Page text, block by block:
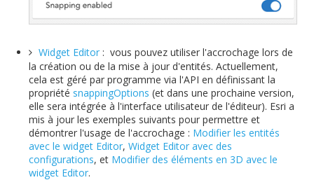
Widget Editor : vous pouvez utiliser l'accrochage lors de
la création ou de la mise à jour d'entités. Actuellement,
cela est géré par programme via l'API en définissant la
propriété snappingOptions (et dans une prochaine version,
elle sera intégrée à l'interface utilisateur de l'éditeur). Esri a
mis à jour les exemples suivants pour permettre et
démontrer l'usage de l'accrochage : Modifier les entités
avec le widget Editor,Widget Editor avec des
configurations, et Modifier des éléments en 3D avec le
widget Editor.